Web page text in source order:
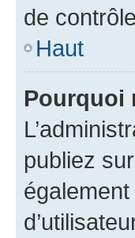
de
Haut
Pourquoi
publiez